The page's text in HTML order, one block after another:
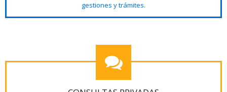
gestiones y trámites.